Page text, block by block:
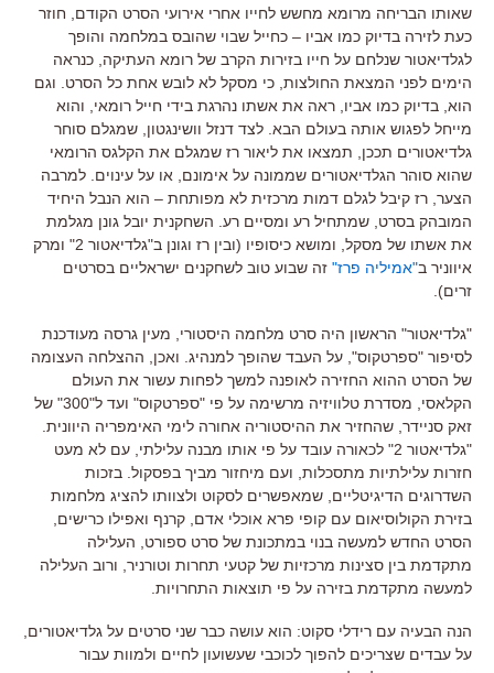
שאותו הבריחה מרומא מחשש לחייו אחרי אירועי הסרט הקודם
חוזר
כעת לזירה בדיוק כמו אביו – כחייל שבוי שהובס במלחמה והופך
לגלדיאטור שנלחם על חייו בזירות הקרב של רומא העתיקה, כנראה
הימים לפני המצאת החולצות, כי מסקל לא לובש אחת כל הסרט
וגם
הוא בדיוק כמו אביו ראה את אשתו נהרגת בידי חייל רומאי
והוא
מייחל לפגוש אותה בעולם הבא לצד דנזל וושינגטון שמגלם סוחר
גלדיאטורים תככן
תמצאו את ליאור רז שמגלם את הקלגס הרומאי
שהוא סוהר הגלדיאטורים שממונה על אימונם
או על עינוים למרבה
הצער רז קיבל לגלם דמות מרכזית לא מפותחת – הוא הנבל היחיד
המובהק בסרט שמתחיל רע ומסיים רע השחקנית יובל גונן מגלמת
את אשתו של מסקל ומושא כיסופיו (ובין רז וגונן ב"גלדיאטור 2"
ומרק
איווניר ב"אמיליה פרז" זה שבוע טוב לשחקנים ישראליים בסרטים
זרים).
"גלדיאטור" הראשון היה סרט מלחמה היסטורי
מעין גרסה מעודכנת
לסיפור "ספרטקוס", על העבד שהופך למנהיג ואכן
ההצלחה העצומה
של הסרט ההוא החזירה לאופנה למשך לפחות עשור את העולם
הקלאסי
מסדרת טלוויזיה מרשימה על פי "ספרטקוס" ועד ל"300"
של
זאק סניידר שהחזיר את ההיסטוריה אחורה לימי האימפריה היוונית
"גלדיאטור 2" לכאורה עובד על פי אותו מבנה עלילתי עם לא מעט
חזרות עלילתיות מתסכלות , ועם מיחזור מביך בפסקול. בזכות
השדרוגים הדיגיטליים שמאפשרים לסקוט ולצוותו להציג מלחמות
בזירת הקולוסיאום עם קופי פרא אוכלי אדם קרנף ואפילו כרישים
הסרט החדש למעשה בנוי במתכונת של סרט ספורט
העלילה
מתקדמת בין סצינות מרכזיות של קטעי תחרות וטורניר ורוב העלילה
למעשה מתקדמת בזירה על פי תוצאות התחרויות
הנה הבעיה עם רידלי סקוט: הוא עושה כבר שני סרטים על גלדיאטורים,
על עבדים שצריכים להפוך לכוכבי שעשועון לחיים ולמוות עבור